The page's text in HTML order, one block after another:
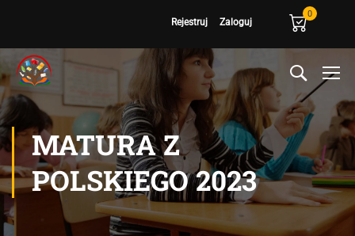
Rejestruj Zaloguj
0
MATURA Z
POLSKIEGO 2023